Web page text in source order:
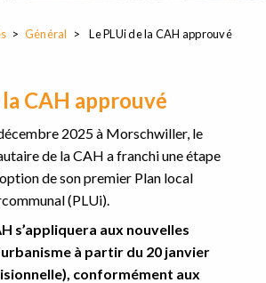
Général Le PLUi de la CAH approuvé
la CAH approuvé
2025 à Morschwiller, le
de la CAH a franchi une étape
de son premier Plan local
(PLUi).
s’appliquera aux nouvelles
à partir du 20 janvier
conformément aux